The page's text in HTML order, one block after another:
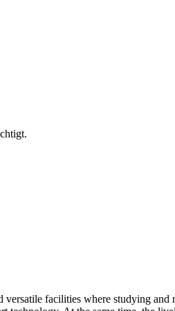
facilities where studying and